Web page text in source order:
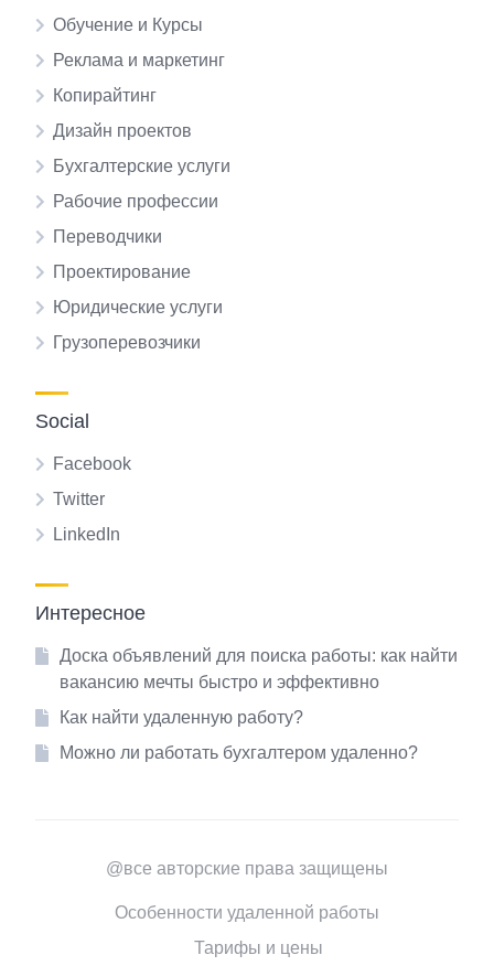
Обучение и Курсы
Реклама и маркетинг
Копирайтинг
Дизайн проектов
Бухгалтерские услуги
Рабочие профессии
Переводчики
Проектирование
Юридические услуги
Грузоперевозчики
Social
Facebook
Twitter
LinkedIn
Интересное
Доска объявлений для поиска работы: как найти
вакансию мечты быстро и эффективно
Как найти удаленную работу?
Можно ли работать бухгалтером удаленно?
@все авторские права защищены
Особенности удаленной работы
Тарифы и цены